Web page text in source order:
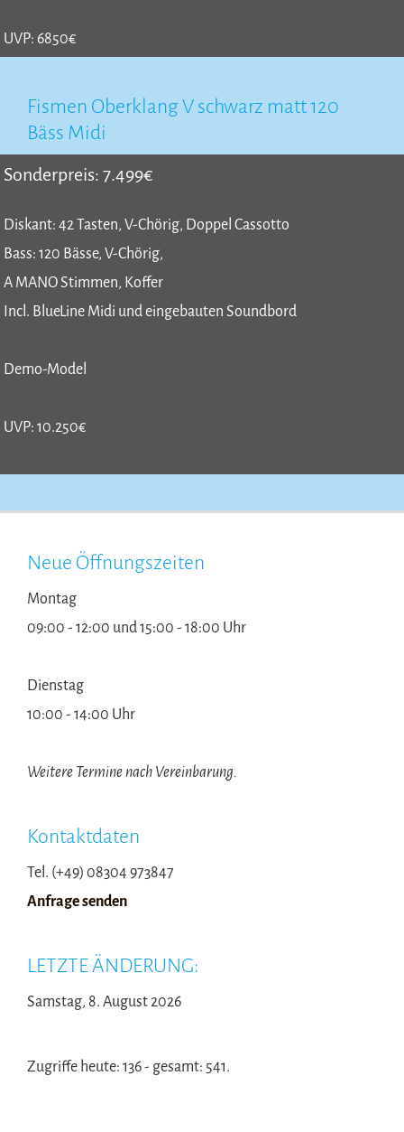
UVP: 6850€
Fismen Oberklang V schwarz matt 120
Bäss Midi
Sonderpreis: 7.499€
Diskant: 42 Tasten, V-Chörig, Doppel Cassotto
Bass: 120 Bässe, V-Chörig,
A MANO Stimmen, Koffer
Incl. BlueLine Midi und eingebauten Soundbord
Demo-Model
UVP: 10.250€
Neue Öffnungszeiten
Montag
09:00 - 12:00 und 15:00 - 18:00 Uhr
Dienstag
10:00 - 14:00 Uhr
Weitere Termine nach Vereinbarung.
Kontaktdaten
Tel. (+49) 08304 973847
Anfrage senden
LETZTE ÄNDERUNG:
Samstag, 8. August 2026
Zugriffe heute: 136 - gesamt: 541.